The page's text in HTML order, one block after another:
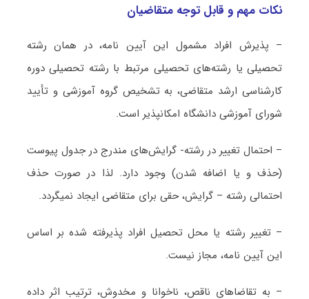
نکات مهم و قابل توجه متقاضیان
– پذیرش افراد مشمول این آیین نامه، در همان رشته
تحصیلی یا رشته‌های تحصیلی مرتبط با رشته تحصیلی دوره
کارشناسی ارشد متقاضی، به تشخیص گروه آموزشی و تأیید
شورای آموزشی دانشگاه امکانپذیر است.
– احتمال تغییر در رشته- گرایش‌های مندرج در جدول پیوست
(حذف و یا اضافه شدن) وجود دارد. لذا در صورت حذف
احتمالی رشته – گرایش، حقی برای متقاضی ایجاد نمیگردد.
– تغییر رشته یا محل تحصیل افراد پذیرفته شده بر اساس
این آیین نامه، مجاز نیست.
– به تقاضاهای ناقص، ناخوانا و مخدوش، ترتیب اثر داده